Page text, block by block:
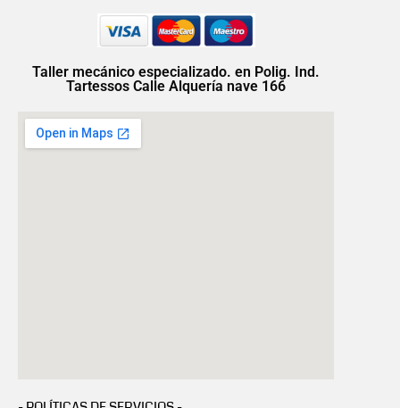
Taller mecánico especializado. en Polig. Ind.
Tartessos Calle Alquería nave 166